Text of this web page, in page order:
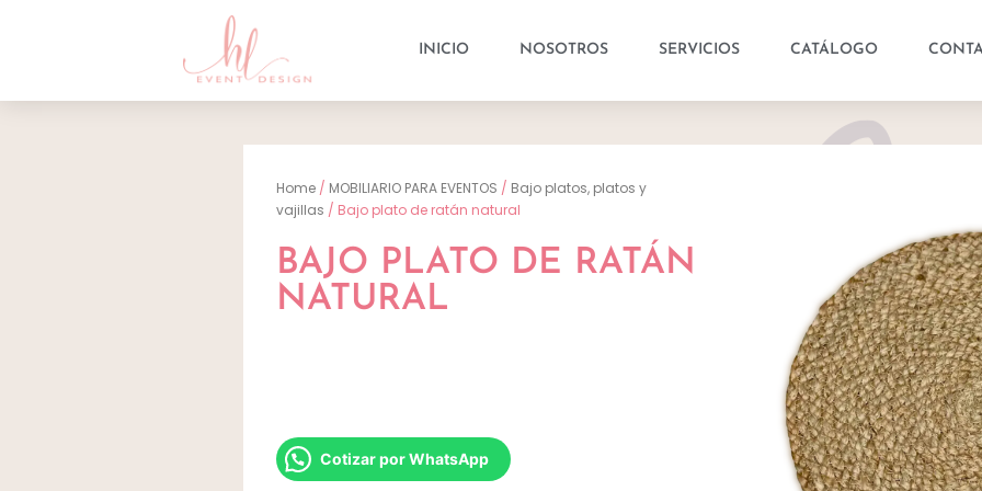
INICIO NOSOTROS SERVICIOS CATÁLOGO
Home / MOBILIARIO PARA EVENTOS / Bajo platos, platos y
vajillas / Bajo plato de ratán natural
BAJO PLATO DE RATÁN
NATURAL
Cotizar por WhatsApp